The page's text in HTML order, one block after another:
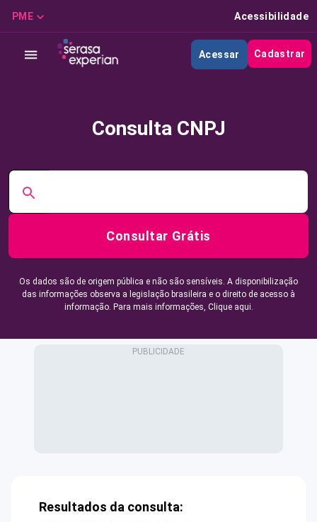
PME Acessibilidade
Acessar Cadastrar
Consulta CNPJ
Consultar Grátis
Os dados são de origem pública e não são sensíveis. A disponibilização
das informações observa a legislação brasileira e o direito de acesso à
informação. Para mais informações, Clique aqui.
Resultados da consulta: